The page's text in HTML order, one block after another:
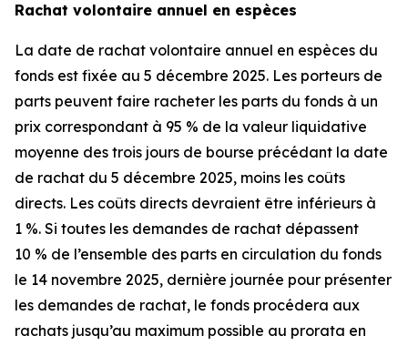
Rachat volontaire annuel en espèces
La date de rachat volontaire annuel en espèces du
fonds est fixée au 5 décembre 2025. Les porteurs de
parts peuvent faire racheter les parts du fonds à un
prix correspondant à 95 % de la valeur liquidative
moyenne des trois jours de bourse précédant la date
de rachat du 5 décembre 2025, moins les coûts
directs. Les coûts directs devraient être inférieurs à
1 %. Si toutes les demandes de rachat dépassent
10 % de l’ensemble des parts en circulation du fonds
le 14 novembre 2025, dernière journée pour présenter
les demandes de rachat, le fonds procédera aux
rachats jusqu’au maximum possible au prorata en